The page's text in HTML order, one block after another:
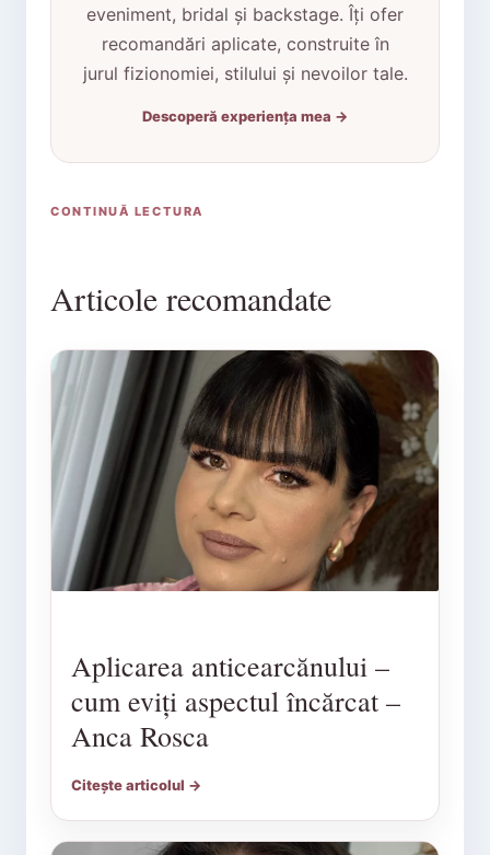
eveniment, bridal și backstage. Îți ofer
recomandări aplicate, construite în
jurul fizionomiei, stilului și nevoilor tale.
Descoperă experiența mea →
CONTINUĂ LECTURA
Articole recomandate
Aplicarea anticearcănului –
cum eviți aspectul încărcat –
Anca Rosca
Citește articolul →